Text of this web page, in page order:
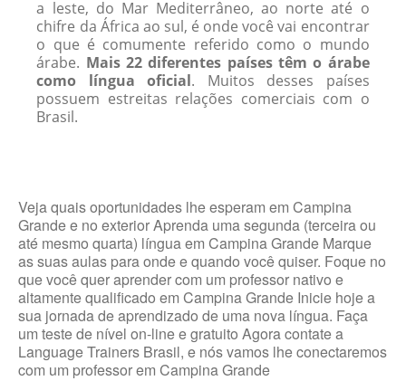
a leste, do Mar Mediterrâneo, ao norte até o
chifre da África ao sul, é onde você vai encontrar
o que é comumente referido como o mundo
árabe. Mais 22 diferentes países têm o árabe
como língua oficial. Muitos desses países
possuem estreitas relações comerciais com o
Brasil.
Veja quais oportunidades lhe esperam em Campina
Grande e no exterior Aprenda uma segunda (terceira ou
até mesmo quarta) língua em Campina Grande Marque
as suas aulas para onde e quando você quiser. Foque no
que você quer aprender com um professor nativo e
altamente qualificado em Campina Grande Inicie hoje a
sua jornada de aprendizado de uma nova língua. Faça
um teste de nível on-line e gratuito Agora contate a
Language Trainers Brasil, e nós vamos lhe conectaremos
com um professor em Campina Grande